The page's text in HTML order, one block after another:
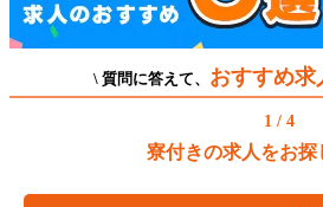
\ 質問に答えて、 おすすめ求
1 / 4
寮付きの求人をお探